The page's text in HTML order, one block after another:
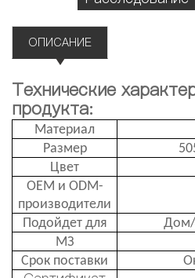
ОПИСАНИЕ
Технические
продукта:
Материал
Размер
Цвет
OEM и ODM-
производители
Подойдет для
Дом/
МЗ
Срок поставки